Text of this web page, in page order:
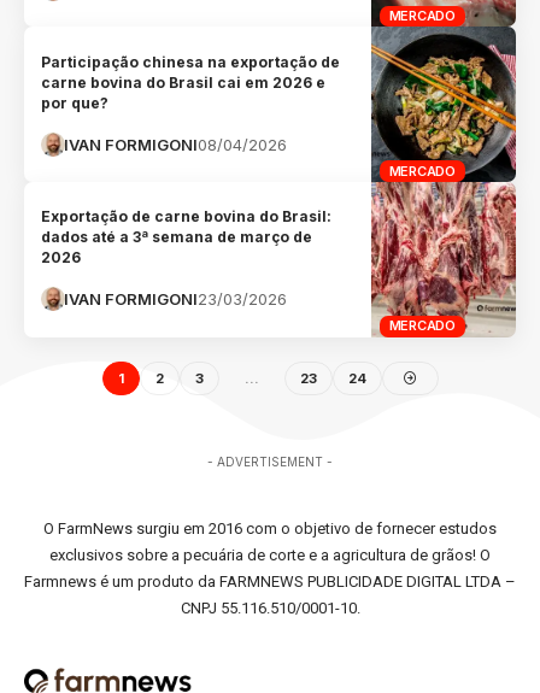
MERCADO
MERCADO
Participação chinesa na exportação de
carne bovina do Brasil cai em 2026 e
por que?
IVAN FORMIGONI08/04/2026
MERCADO
Exportação de carne bovina do Brasil:
dados até a 3ª semana de março de
2026
IVAN FORMIGONI23/03/2026
1 2 3 … 23 24
- ADVERTISEMENT -
O FarmNews surgiu em 2016 com o objetivo de fornecer estudos
exclusivos sobre a pecuária de corte e a agricultura de grãos! O
Farmnews é um produto da FARMNEWS PUBLICIDADE DIGITAL LTDA –
CNPJ 55.116.510/0001-10.